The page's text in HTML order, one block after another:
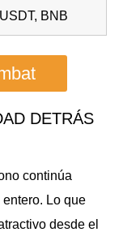
BNB
DETRÁS
continúa
Lo que
desde el